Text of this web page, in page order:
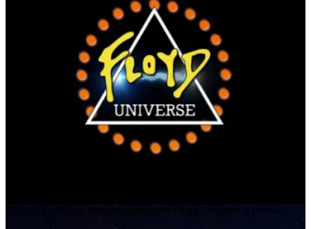
29.01.23 – Видео нарезка концерта Floyd Universe в Омске